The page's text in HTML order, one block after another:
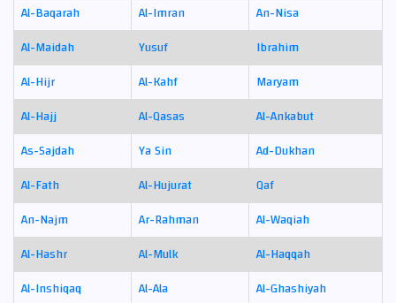
Al-Baqarah Al-Imran
An-Nisa
Al-Maidah
Yusuf
Ibrahim
Al-Hijr
Al-Kahf
Maryam
Al-Hajj
Al-Qasas
Al-Ankabut
As-Sajdah
Ya Sin
Ad-Dukhan
Al-Fath
Al-Hujurat
Qaf
An-Najm
Ar-Rahman
Al-Waqiah
Al-Hashr
Al-Mulk
Al-Haqqah
Al-Inshiqaq
Al-Ala
Al-Ghashiyah